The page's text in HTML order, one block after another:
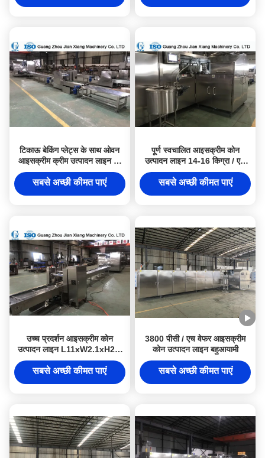
टिकाऊ बेकिंग प्लेट्स के साथ ओवन
आइसक्रीम क्रीम उत्पादन लाइन का
तेजी से ताप
सबसे अच्छी कीमत पाएं
पूर्ण स्वचालित आइसक्रीम कोन
उत्पादन लाइन 14-16 किग्रा / एच
एलपीजी की खपत
सबसे अच्छी कीमत पाएं
उच्च प्रदर्शन आइसक्रीम कोन
उत्पादन लाइन L11xW2.1xH2m
SD80-69A
सबसे अच्छी कीमत पाएं
3800 पीसी / एच वेफर आइसक्रीम
कोन उत्पादन लाइन बहुआयामी
सबसे अच्छी कीमत पाएं